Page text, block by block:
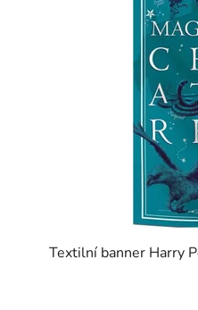
Textilní banner Harry